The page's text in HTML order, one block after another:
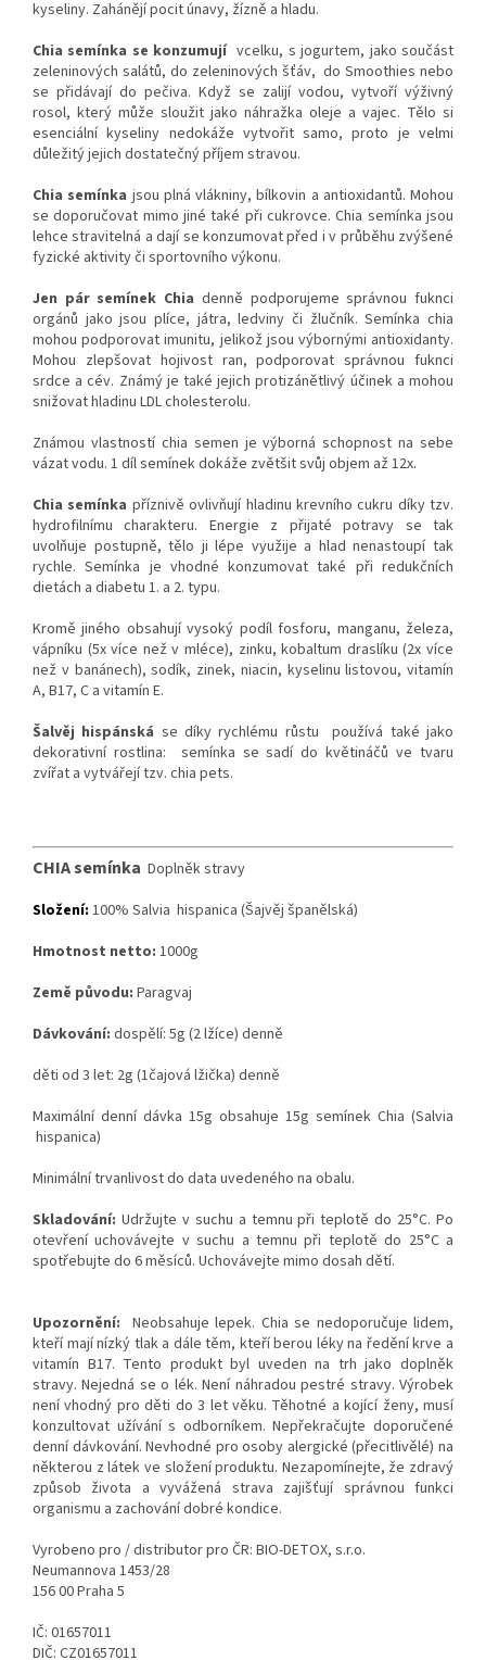
kyseliny. Zahánějí pocit únavy, žízně a hladu.
Chia semínka se konzumujívcelku, s jogurtem, jako součást
zeleninových salátů, do zeleninových šťáv, do Smoothies nebo
se přidávají do pečiva. Když se zalijí vodou, vytvoří výživný
rosol, který může sloužit jako náhražka oleje a vajec. Tělo si
esenciální kyseliny nedokáže vytvořit samo, proto je velmi
důležitý jejich dostatečný příjem stravou.
Chia semínka jsou plná vlákniny, bílkovin a antioxidantů. Mohou
se doporučovat mimo jiné také při cukrovce. Chia semínka jsou
lehce stravitelná a dají se konzumovat před i v průběhu zvýšené
fyzické aktivity či sportovního výkonu.
Jen pár semínek Chia denně podporujeme správnou fuknci
orgánů jako jsou plíce, játra, ledviny či žlučník. Semínka chia
mohou podporovat imunitu, jelikož jsou výbornými antioxidanty.
Mohou zlepšovat hojivost ran, podporovat správnou fuknci
srdce a cév. Známý je také jejich protizánětlivý účinek a mohou
snižovat hladinu LDL cholesterolu.
Známou vlastností chia semen je výborná schopnost na sebe
vázat vodu. 1 díl semínek dokáže zvětšit svůj objem až 12x.
Chia semínka příznivě ovlivňují hladinu krevního cukru díky tzv.
hydrofilnímu charakteru. Energie z přijaté potravy se tak
uvolňuje postupně, tělo ji lépe využije a hlad nenastoupí tak
rychle. Semínka je vhodné konzumovat také při redukčních
dietách a diabetu 1. a 2. typu.
Kromě jiného obsahují vysoký podíl fosforu, manganu, železa,
vápníku (5x více než v mléce), zinku, kobaltum draslíku (2x více
než v banánech), sodík, zinek, niacin, kyselinu listovou, vitamín
A, B17, C a vitamín E.
Šalvěj hispánská se díky rychlému růstu používá také jako
dekorativní rostlina: semínka se sadí do květináčů ve tvaru
zvířat a vytvářejí tzv. chia pets.
CHIA semínka Doplněk stravy
Složení: 100% Salvia hispanica (Šajvěj španělská)
Hmotnost netto: 1000g
Země původu: Paragvaj
Dávkování: dospělí: 5g (2 lžíce) denně
děti od 3 let: 2g (1čajová lžička) denně
Maximální denní dávka 15g obsahuje 15g semínek Chia (Salvia
hispanica)
Minimální trvanlivost do data uvedeného na obalu.
Skladování: Udržujte v suchu a temnu při teplotě do 25°C. Po
otevření uchovávejte v suchu a temnu při teplotě do 25°C a
spotřebujte do 6 měsíců. Uchovávejte mimo dosah dětí.
Upozornění: Neobsahuje lepek. Chia se nedoporučuje lidem,
kteří mají nízký tlak a dále těm, kteří berou léky na ředění krve a
vitamín B17. Tento produkt byl uveden na trh jako doplněk
stravy. Nejedná se o lék. Není náhradou pestré stravy. Výrobek
není vhodný pro děti do 3 let věku. Těhotné a kojící ženy, musí
konzultovat užívání s odborníkem. Nepřekračujte doporučené
denní dávkování. Nevhodné pro osoby alergické (přecitlivělé) na
některou z látek ve složení produktu. Nezapomínejte, že zdravý
způsob života a vyvážená strava zajišťují správnou funkci
organismu a zachování dobré kondice.
Vyrobeno pro / distributor pro ČR: BIO-DETOX, s.r.o.
Neumannova 1453/28
156 00 Praha 5
IČ: 01657011
DIČ: CZ01657011